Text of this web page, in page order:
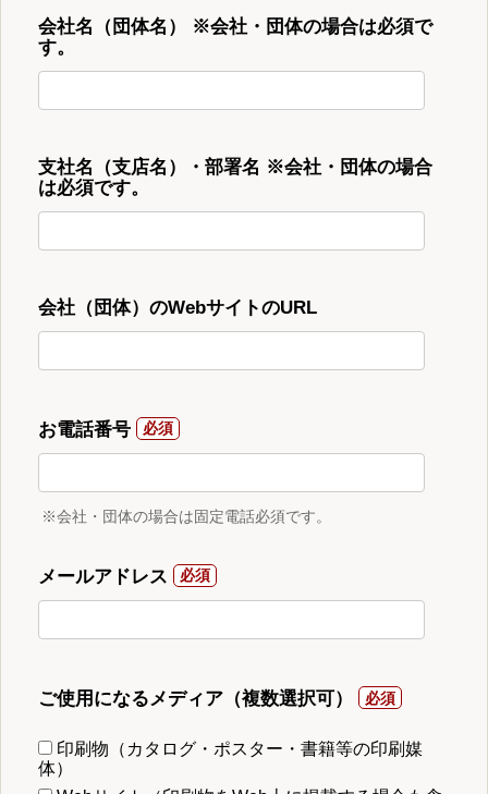
会社名（団体名） ※会社・団体の場合は必須で
す。
支社名（支店名）・部署名 ※会社・団体の場合
は必須です。
会社（団体）のWebサイトのURL
お電話番号
※会社・団体の場合は固定電話必須です。
メールアドレス
ご使用になるメディア（複数選択可）
印刷物（カタログ・ポスター・書籍等の印刷媒
体）